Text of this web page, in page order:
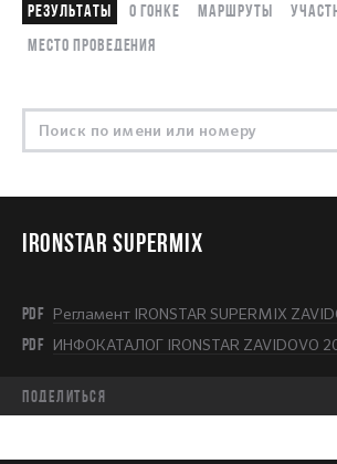
Результаты О гонке Маршруты
Место проведения
IRONSTAR SUPERMIX
PDF Регламент IRONSTAR SUPERMIX
PDF ИНФОКАТАЛОГ IRONSTAR ZAVIDOVO
Поделиться